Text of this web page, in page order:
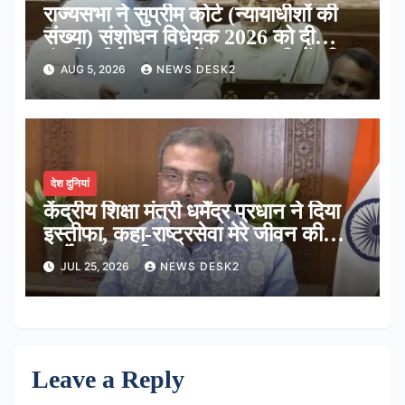
राज्यसभा ने सुप्रीम कोर्ट (न्यायाधीशों की
संख्या) संशोधन विधेयक 2026 को दी
मंजूरी, शीर्ष अदालत में अब न्यायधीशों की
संख्या होगी 38
AUG 5, 2026 NEWS DESK2
देश दुनियां
केंद्रीय शिक्षा मंत्री धर्मेंद्र प्रधान ने दिया
इस्तीफा, कहा-राष्ट्रसेवा मेरे जीवन की
सर्वोच्च प्राथमिकता
JUL 25, 2026 NEWS DESK2
Leave a Reply